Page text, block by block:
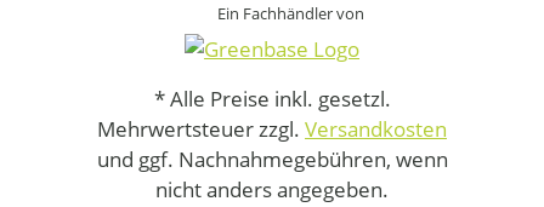
Ein Fachhändler von
* Alle Preise inkl. gesetzl.
Mehrwertsteuer zzgl. Versandkosten
und ggf. Nachnahmegebühren, wenn
nicht anders angegeben.